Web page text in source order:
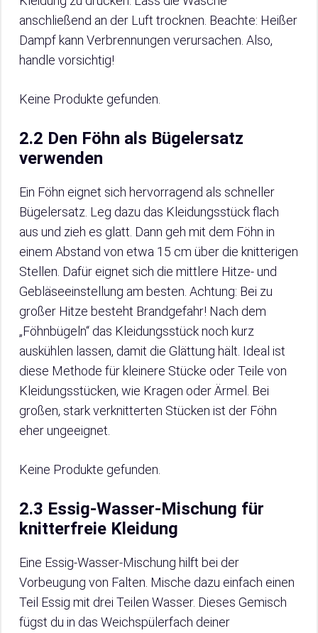
anschließend an der Luft trocknen. Beachte: Heißer
Dampf kann Verbrennungen verursachen. Also,
handle vorsichtig!
Keine Produkte gefunden.
2.2 Den Föhn als Bügelersatz
verwenden
Ein Föhn eignet sich hervorragend als schneller
Bügelersatz. Leg dazu das Kleidungsstück flach
aus und zieh es glatt. Dann geh mit dem Föhn in
einem Abstand von etwa 15 cm über die knitterigen
Stellen. Dafür eignet sich die mittlere Hitze- und
Gebläseeinstellung am besten. Achtung: Bei zu
großer Hitze besteht Brandgefahr! Nach dem
„Föhnbügeln“ das Kleidungsstück noch kurz
auskühlen lassen, damit die Glättung hält. Ideal ist
diese Methode für kleinere Stücke oder Teile von
Kleidungsstücken, wie Kragen oder Ärmel. Bei
großen, stark verknitterten Stücken ist der Föhn
eher ungeeignet.
Keine Produkte gefunden.
2.3 Essig-Wasser-Mischung für
knitterfreie Kleidung
Eine Essig-Wasser-Mischung hilft bei der
Vorbeugung von Falten. Mische dazu einfach einen
Teil Essig mit drei Teilen Wasser. Dieses Gemisch
fügst du in das Weichspülerfach deiner